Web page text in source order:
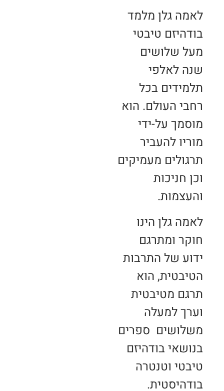
לאמה גלן מלמד
בודהיזם טיבטי
מעל שלושים
שנה לאלפי
תלמידים בכל
רחבי העולם. הוא
מוסמך על-ידי
מוריו להעביר
תרגולים מעמיקים
וכן חניכות
והעצמות.
לאמה גלן הינו
חוקר ומתרגם
ידוע של התרבות
הטיבטית, הוא
תרגם מטיבטית
וערך למעלה
משלושים ספרים
בנושאי בודהיזם
טיבטי וטנטרה
בודהיסטית.